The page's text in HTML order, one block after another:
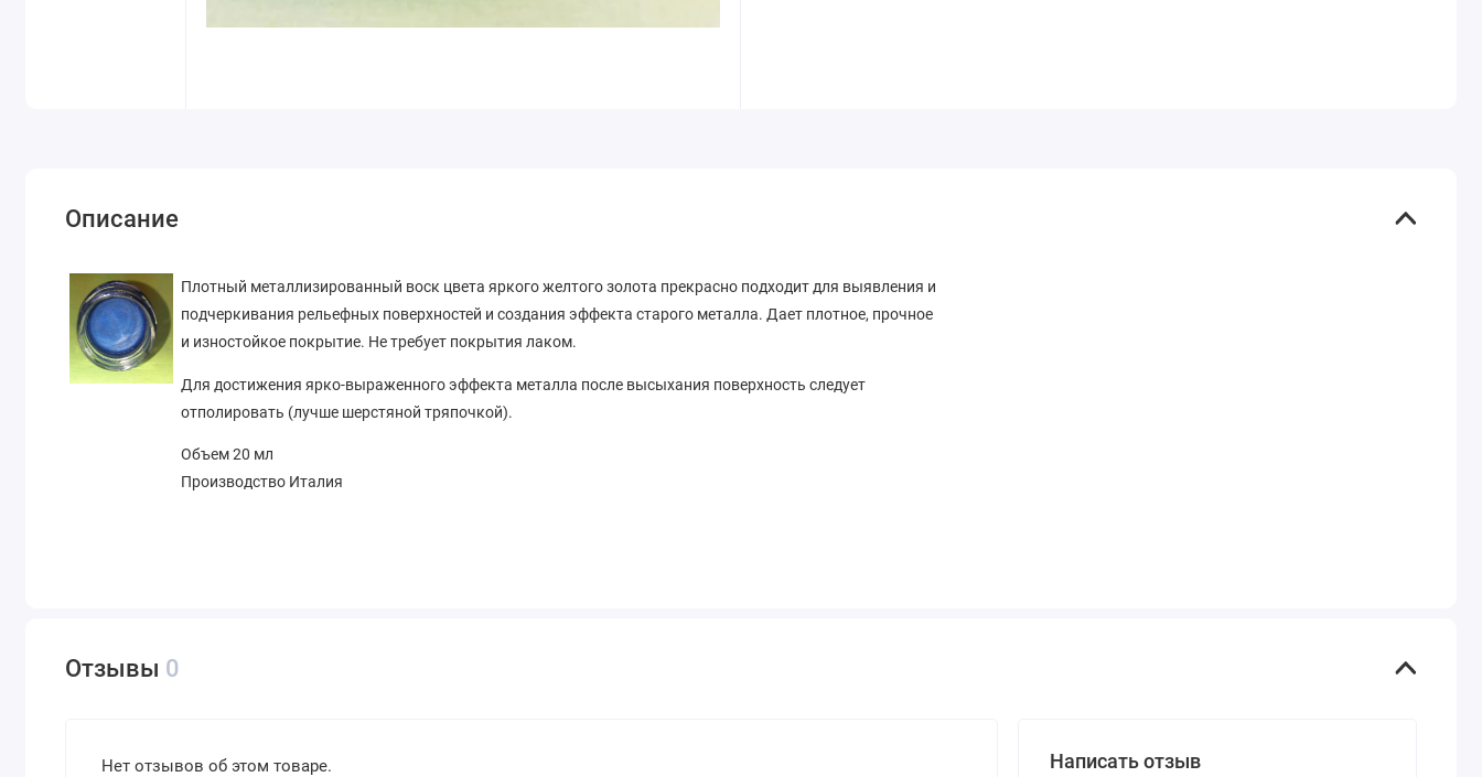
Описание
Плотный металлизированный воск цвета яркого желтого золота прекрасно подходит для выявления и
подчеркивания рельефных поверхностей и создания эффекта старого металла. Дает плотное, прочное
и изностойкое покрытие. Не требует покрытия лаком.
Для достижения ярко-выраженного эффекта металла после высыхания поверхность следует
отполировать (лучше шерстяной тряпочкой).
Объем 20 мл
Производство Италия
Отзывы 0
Нет отзывов об этом товаре. Написать отзыв